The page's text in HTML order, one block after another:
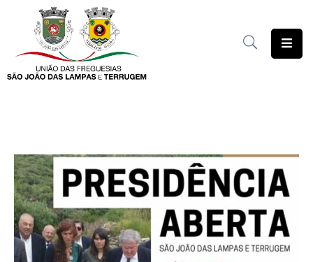
União
das
Freguesia
Solidária
Património
Documentação